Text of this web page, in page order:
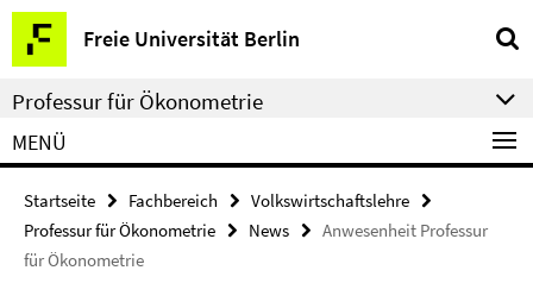
Springe
direkt
zu
Inhalt
Freie Universität Berlin
Service-
Navigation
Professur für Ökonometrie
MENÜ
Startseite Fachbereich
Volkswirtschaftslehre
Professur für Ökonometrie
News
Anwesenheit Professur
für Ökonometrie